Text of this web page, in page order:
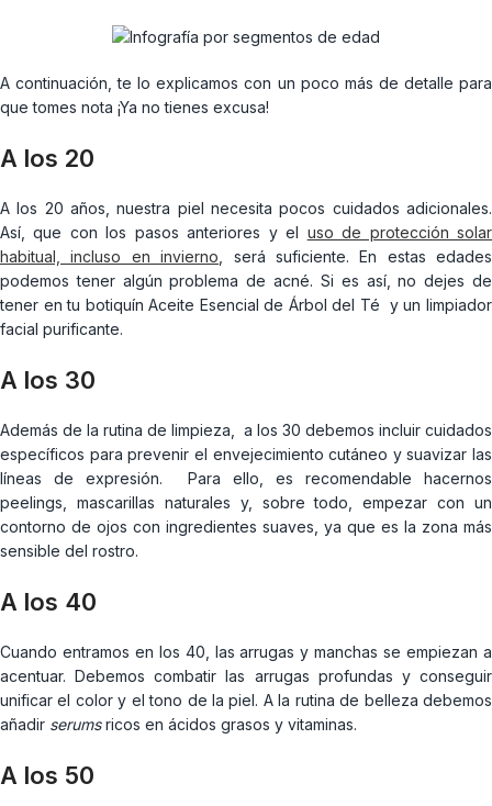
A continuación, te lo explicamos con un poco más de detalle para
que tomes nota ¡Ya no tienes excusa!
A los 20
A los 20 años, nuestra piel necesita pocos cuidados adicionales.
Así, que con los pasos anteriores y el uso de protección solar
habitual, incluso en invierno , será suficiente. En estas edades
podemos tener algún problema de acné. Si es así, no dejes de
tener en tu botiquín Aceite Esencial de Árbol del Té y un limpiador
facial purificante.
A los 30
Además de la rutina de limpieza, a los 30 debemos incluir cuidados
específicos para prevenir el envejecimiento cutáneo y suavizar las
líneas de expresión. Para ello, es recomendable hacernos
peelings, mascarillas naturales y, sobre todo, empezar con un
contorno de ojos con ingredientes suaves, ya que es la zona más
sensible del rostro.
A los 40
Cuando entramos en los 40, las arrugas y manchas se empiezan a
acentuar. Debemos combatir las arrugas profundas y conseguir
unificar el color y el tono de la piel. A la rutina de belleza debemos
añadir serumsricos en ácidos grasos y vitaminas.
A los 50